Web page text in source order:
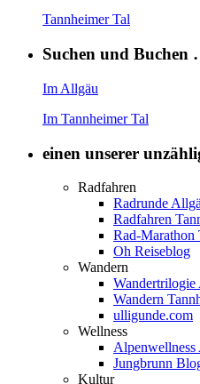
Tannheimer Tal
Suchen und Buchen
Im Allgäu
Im Tannheimer Tal
einen unserer
Radfahren
Radrunde
Radfahren
Rad-Marathon
Oh Reiseblog
Wandern
Wandertrilogie
Wandern
ulligunde.com
Wellness
Alpenwellness
Jungbrunn
Kultur